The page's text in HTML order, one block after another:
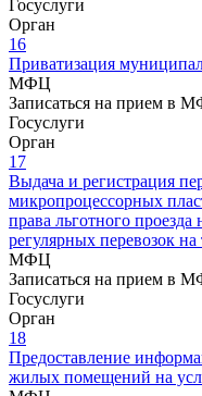
Госуслуги
Орган
16
Приватизация
МФЦ
Записаться на прием в
Госуслуги
Орган
17
Выдача и регистрация
микропроцессорных
права льготного
регулярных перевозок
МФЦ
Записаться на прием в
Госуслуги
Орган
18
Предоставление
жилых помещений на